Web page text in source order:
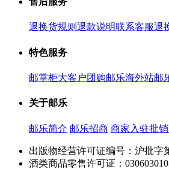
退换货规则 退款说明联系客服退
特色服务
邮掌柜大客户团购邮乐海外站邮
关于邮乐
邮乐简介 邮乐招商 商家入驻批
出版物经营许可证编号：沪批字
酒类商品零售许可证：